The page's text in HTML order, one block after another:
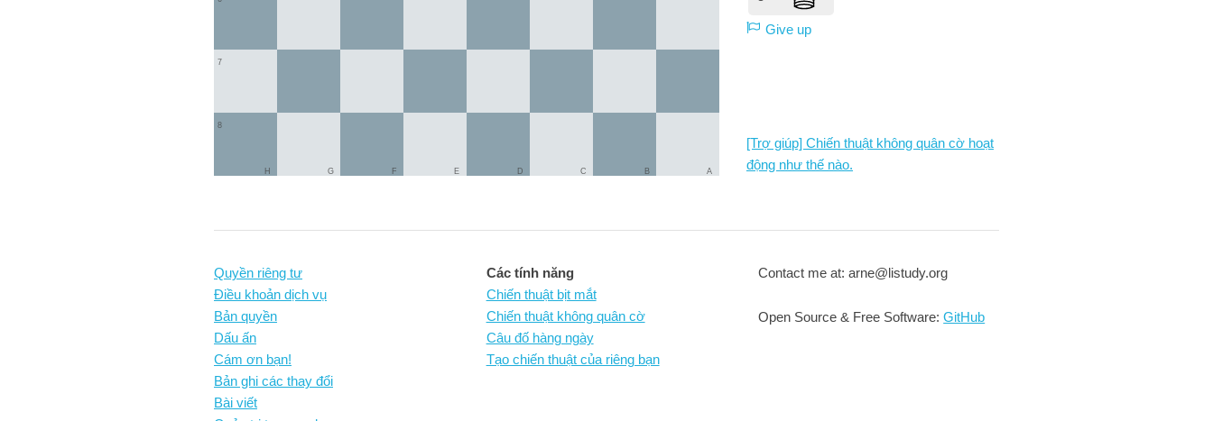
7
8
A
B
C
D
E
F
G
H
Give up
[Trợ giúp] Chiến thuật không quân cờ hoạt
động như thế nào.
Quyền riêng tư
Điều khoản dịch vụ
Bản quyền
Dấu ấn
Cám ơn bạn!
Bản ghi các thay đổi
Bài viết
Các tính năng
Chiến thuật bịt mắt
Chiến thuật không quân cờ
Câu đố hàng ngày
Tạo chiến thuật của riêng bạn
Contact me at: arne@listudy.org
Open Source & Free Software:GitHub